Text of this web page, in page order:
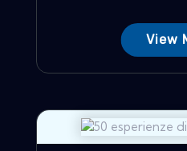
View